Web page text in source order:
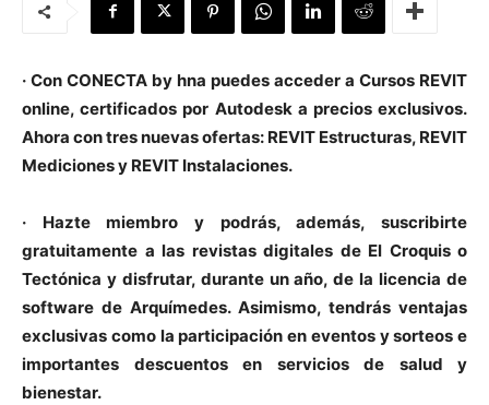
· Con CONECTA by hna puedes acceder a Cursos REVIT
online, certificados por Autodesk a precios exclusivos.
Ahora con tres nuevas ofertas: REVIT Estructuras, REVIT
Mediciones y REVIT Instalaciones.
· Hazte miembro y podrás, además, suscribirte
gratuitamente a las revistas digitales de El Croquis o
Tectónica y disfrutar, durante un año, de la licencia de
software de Arquímedes. Asimismo, tendrás ventajas
exclusivas como la participación en eventos y sorteos e
importantes descuentos en servicios de salud y
bienestar.